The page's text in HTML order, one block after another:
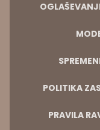
POLITIKA
PRAVILA